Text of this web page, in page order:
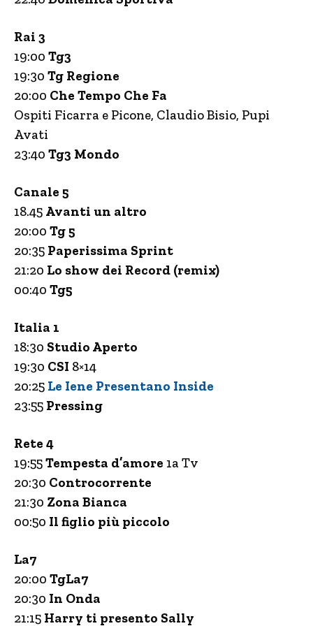
Rai 3
19:00 Tg3
19:30 Tg Regione
20:00 Che Tempo Che Fa
Ospiti Ficarra e Picone, Claudio Bisio, Pupi
Avati
23:40 Tg3 Mondo
Canale 5
18.45 Avanti un altro
20:00 Tg 5
20:35 Paperissima Sprint
21:20 Lo show dei Record (remix)
00:40 Tg5
Italia 1
18:30 Studio Aperto
19:30 CSI 8×14
20:25 Le Iene Presentano Inside
23:55 Pressing
Rete 4
19:55Tempesta d’amore 1a Tv
20:30 Controcorrente
21:30 Zona Bianca
00:50 Il figlio più piccolo
La7
20:00 TgLa7
20:30 In Onda
21:15 Harry ti presento Sally